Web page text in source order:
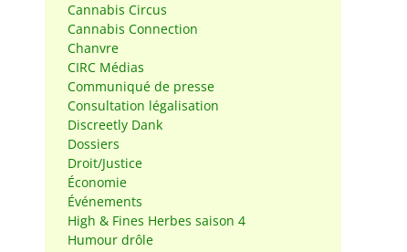
Cannabis Circus
Cannabis Connection
Chanvre
CIRC Médias
Communiqué de presse
Consultation légalisation
Discreetly Dank
Dossiers
Droit/Justice
Économie
Événements
High & Fines Herbes saison 4
Humour drôle